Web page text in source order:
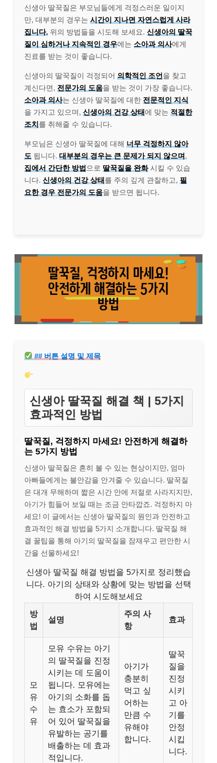
신생아 딸꾹질은 부모님들에게 걱정스러운 일이지
만, 대부분의 경우는 시간이 지나면 자연스럽게 사라
집니다. 위의 방법들을 시도해 보세요. 신생아의 딸꾹
질이 심하거나 지속적인 경우에는 소아과 의사에게
진료를 받는 것이 좋습니다.
신생아의 딸꾹질이 걱정되어 의학적인 조언을 찾고
계신다면, 전문가의 도움을 받는 것이 가장 좋습니다.
소아과 의사는 신생아 딸꾹질에 대한 전문적인 지식
을 가지고 있으며, 신생아의 건강 상태에 맞는 적절한
조치를 취해줄 수 있습니다.
부모님은 신생아 딸꾹질에 대해 너무 걱정하지 않아
도 됩니다. 대부분의 경우는 큰 문제가 되지 않으며,
집에서 간단한 방법 으로 딸꾹질을 완화시킬 수 있습
니다. 신생아의 건강 상태를 주의 깊게 관찰하고, 필
요한 경우 전문가의 도움을 받으면 됩니다.
## 버튼 설명 및 제목
신생아 딸꾹질 해결 책 | 5가지
효과적인 방법
딸꾹질, 걱정하지 마세요! 안전하게 해결하
는 5가지 방법
신생아 딸꾹질은 흔히 볼 수 있는 현상이지만, 엄마
아빠들에게는 불안감을 안겨줄 수 있습니다. 딸꾹질
은 대개 무해하며 짧은 시간 안에 저절로 사라지지만,
아기가 힘들어 보일 때는 조금 안타깝죠. 걱정하지 마
세요! 이 글에서는 신생아 딸꾹질의 원인과 안전하고
효과적인 해결 방법을 5가지 소개합니다. 딸꾹질 해
결 꿀팁을 통해 아기의 딸꾹질을 잠재우고 편안한 시
간을 선물하세요!
신생아 딸꾹질 해결 방법을 5가지로 정리했습
니다. 아기의 상태와 상황에 맞는 방법을 선택
하여 시도해보세요
방
법
설명
주의 사
항
효과
모
유
수
유
모유 수유는 아기
의 딸꾹질을 진정
시키는 데 도움이
됩니다. 모유에는
아기의 소화를 돕
는 효소가 포함되
어 있어 딸꾹질을
유발하는 공기를
배출하는 데 효과
적입니다.
아기가
충분히
먹고 싶
어하는
만큼 수
유해야
합니다.
딸꾹
질을
진정
시키
고 아
기를
안정
시킵
니다.